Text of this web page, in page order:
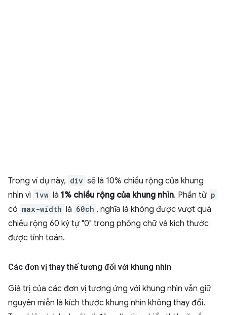
Trong ví dụ này, div sẽ là 10% chiều rộng của khung
nhìn vì 1vw là 1% chiều rộng của khung nhìn. Phần tử p
có max-width là 60ch , nghĩa là không được vượt quá
chiều rộng 60 ký tự "0" trong phông chữ và kích thước
được tính toán.
Các đơn vị thay thế tương đối với khung nhìn
Giá trị của các đơn vị tương ứng với khung nhìn vẫn giữ
nguyên miễn là kích thước khung nhìn không thay đổi.